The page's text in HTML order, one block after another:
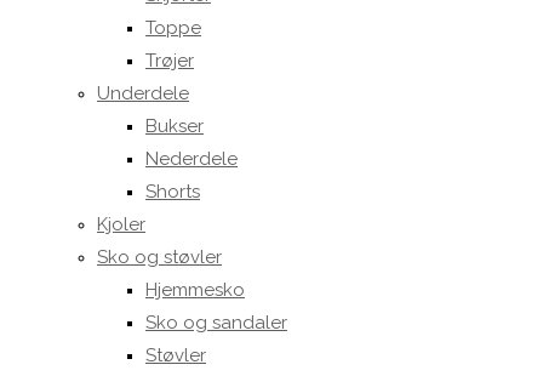
Toppe
Trøjer
Underdele
Bukser
Nederdele
Shorts
Kjoler
Sko og støvler
Hjemmesko
Sko og sandaler
Støvler